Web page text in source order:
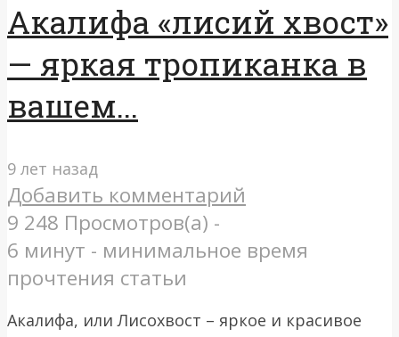
Акалифа «лисий хвост»
— яркая тропиканка в
вашем...
9 лет назад
Добавить комментарий
9 248 Просмотров(а) -
6 минут - минимальное время
прочтения статьи
Акалифа, или Лисохвост – яркое и красивое